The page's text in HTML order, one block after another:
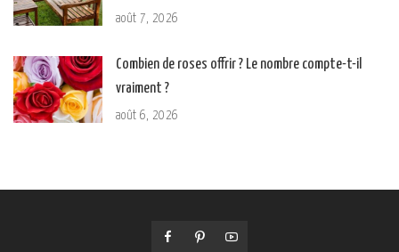
août 7, 2026
Combien de roses offrir ? Le nombre compte-t-il
vraiment ?
août 6, 2026